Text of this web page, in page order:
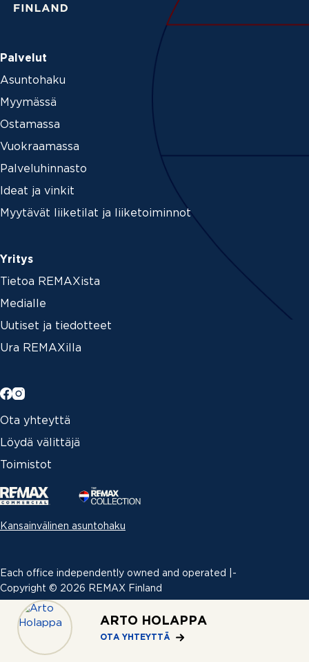
ARTO HOLAPPA
OTA YHTEYTTÄ
Palvelut
Asuntohaku
Myymässä
Ostamassa
Vuokraamassa
Palveluhinnasto
Ideat ja vinkit
Myytävät liiketilat ja liiketoiminnot
Yritys
Tietoa REMAXista
Medialle
Uutiset ja tiedotteet
Ura REMAXilla
Ota yhteyttä
Löydä välittäjä
Toimistot
Kansainvälinen asuntohaku
Each office independently owned and operated |­
Copyright © 2026 REMAX Finland
Erimielisyyksien ratkaiseminen|
Tietosuojaseloste